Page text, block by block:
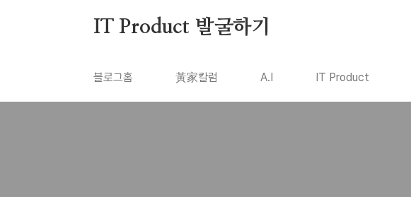
IT Product 발굴하기
블로그홈 黃家칼럼 A.I IT Product